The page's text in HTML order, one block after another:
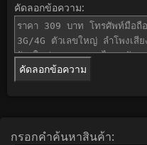
คัดลอกข้อความ:
คัดลอกข้อความ
กรอกคำค้นหาสินค้า: